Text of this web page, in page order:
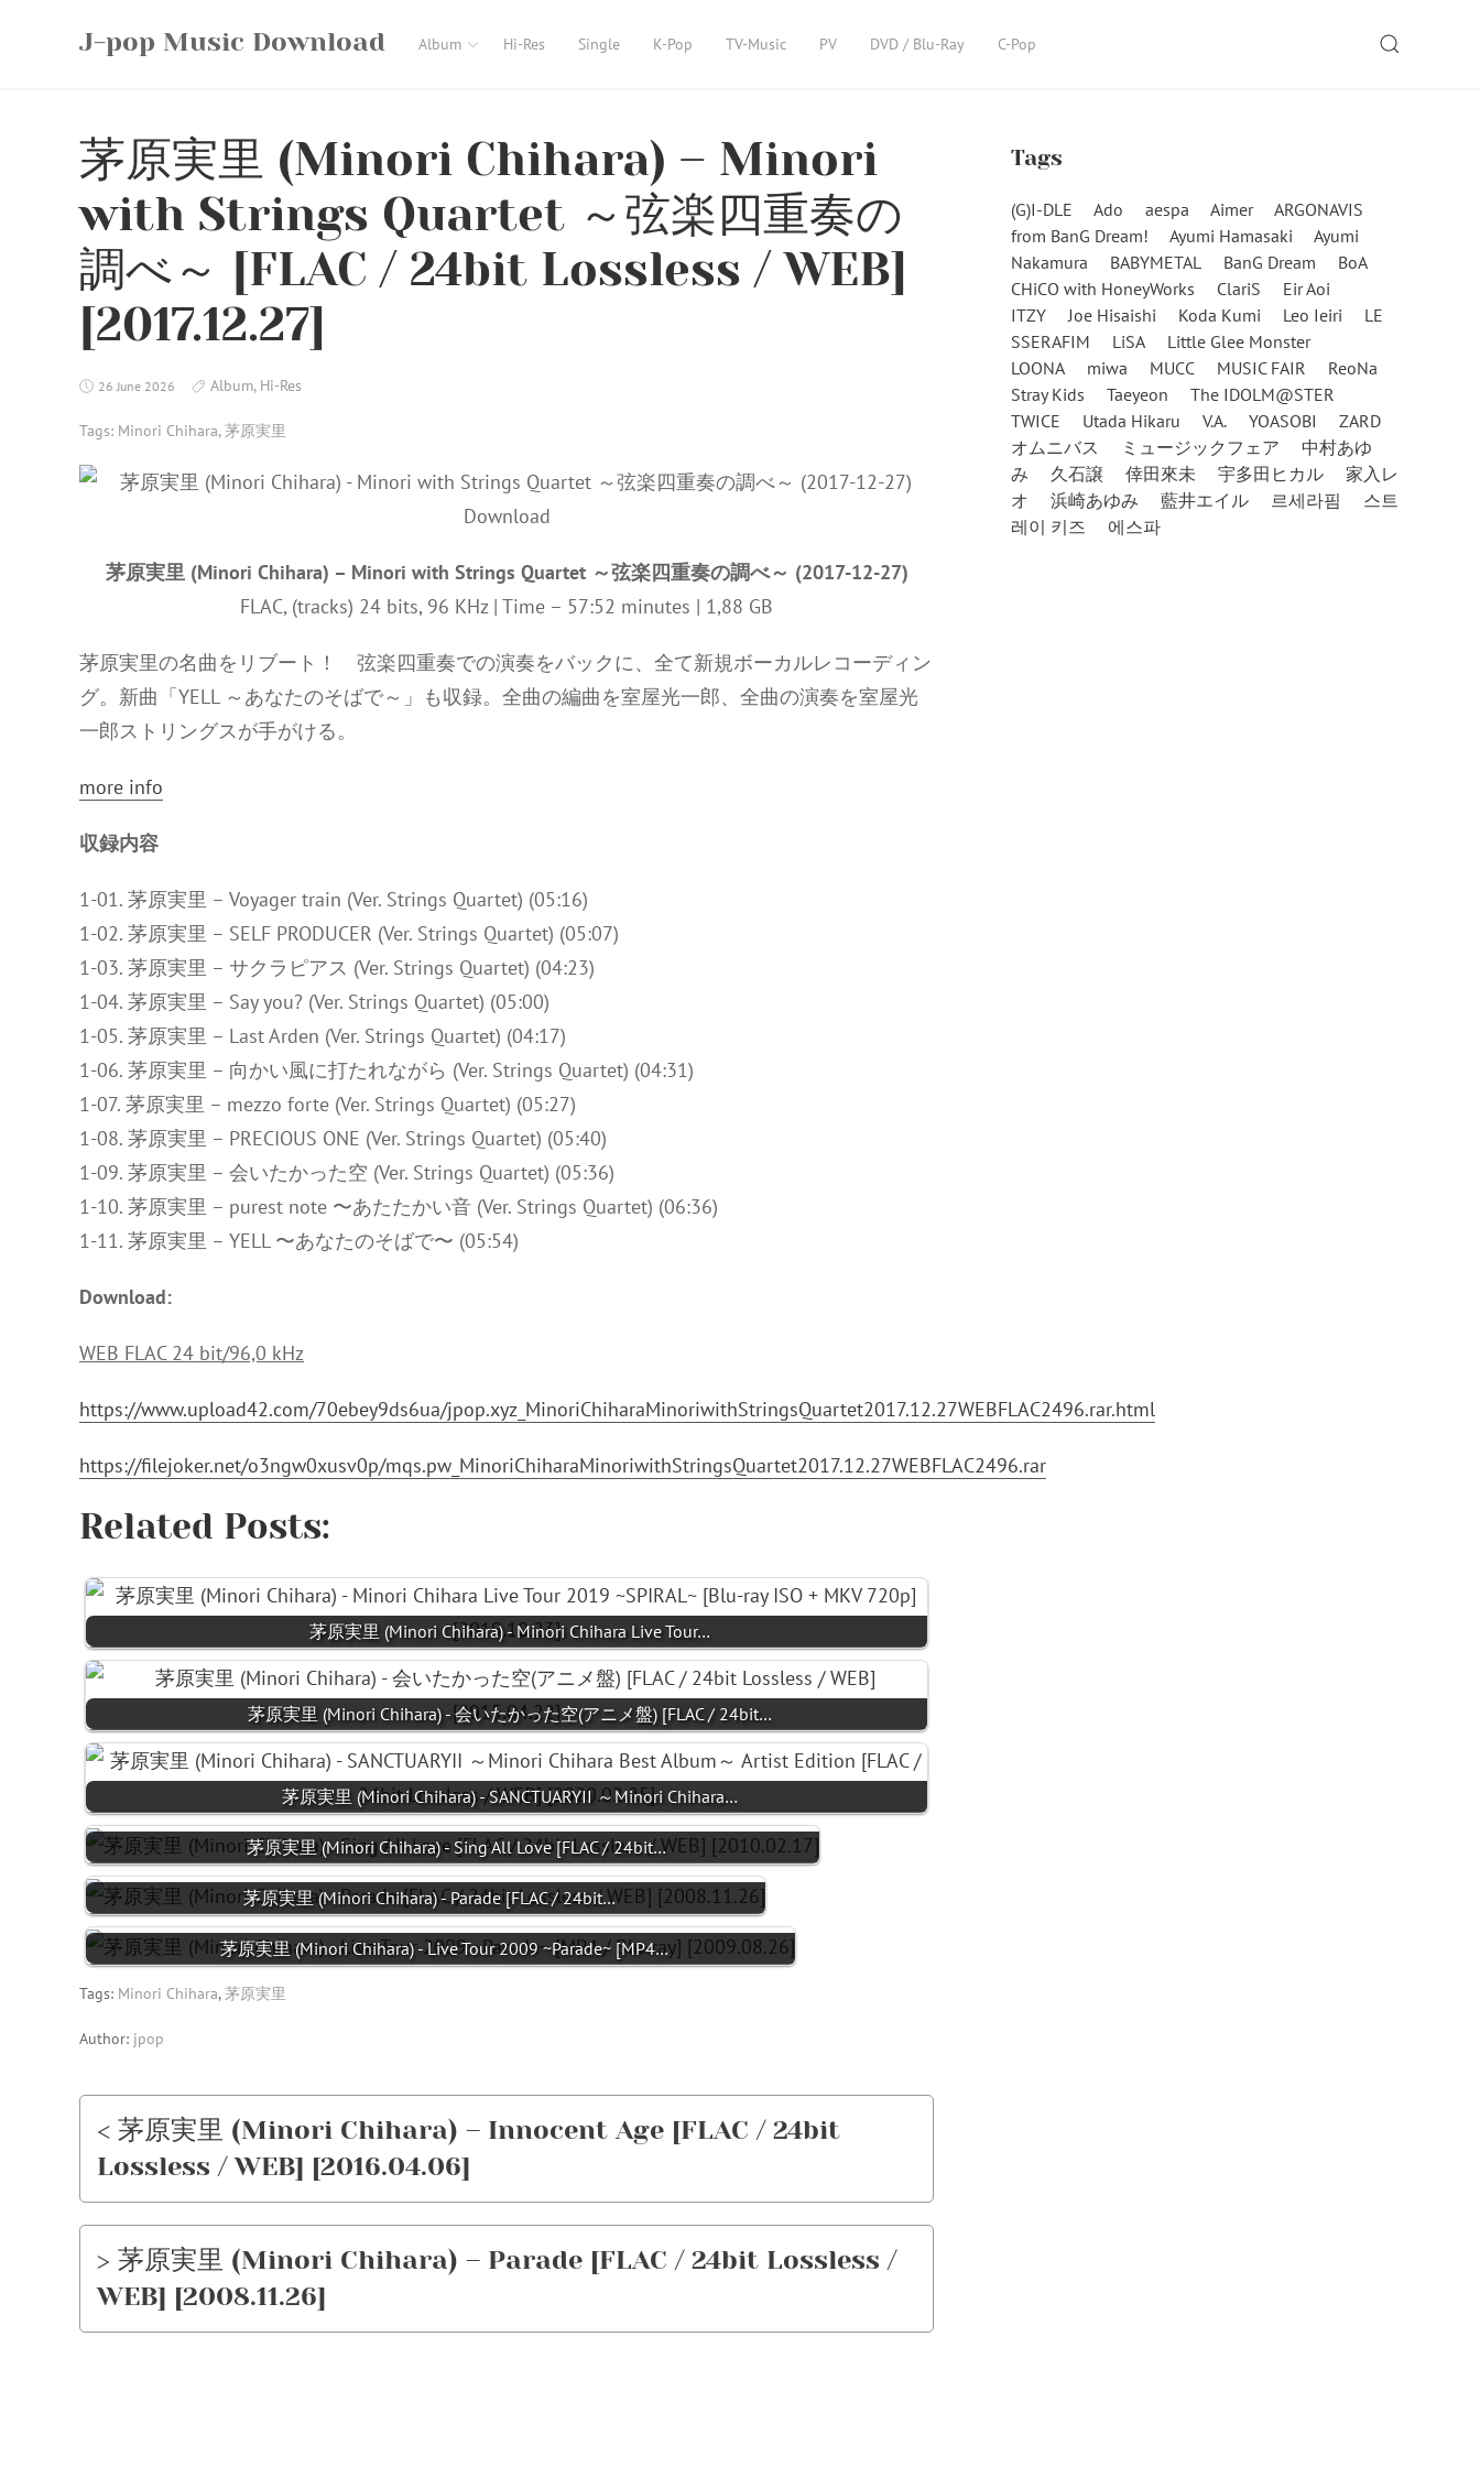
J-pop Music Download Album Hi-Res Single K-Pop TV-Music PV DVD / Blu-Ray C-Pop SEARCH
茅原実里 (Minori Chihara) – Minori
with Strings Quartet ～弦楽四重奏の
調べ～ [FLAC / 24bit Lossless / WEB]
[2017.12.27]
26 June 2026 Album, Hi-Res
Tags: Minori Chihara,茅原実里
茅原実里 (Minori Chihara) – Minori with Strings Quartet ～弦楽四重奏の調べ～ (2017-12-27)
FLAC, (tracks) 24 bits, 96 KHz | Time – 57:52 minutes | 1,88 GB
茅原実里の名曲をリブート！ 弦楽四重奏での演奏をバックに、全て新規ボーカルレコーディン
グ。新曲「YELL ～あなたのそばで～」も収録。全曲の編曲を室屋光一郎、全曲の演奏を室屋光
一郎ストリングスが手がける。
more info
収録内容
1-01. 茅原実里 – Voyager train (Ver. Strings Quartet) (05:16)
1-02. 茅原実里 – SELF PRODUCER (Ver. Strings Quartet) (05:07)
1-03. 茅原実里 – サクラピアス (Ver. Strings Quartet) (04:23)
1-04. 茅原実里 – Say you? (Ver. Strings Quartet) (05:00)
1-05. 茅原実里 – Last Arden (Ver. Strings Quartet) (04:17)
1-06. 茅原実里 – 向かい風に打たれながら (Ver. Strings Quartet) (04:31)
1-07. 茅原実里 – mezzo forte (Ver. Strings Quartet) (05:27)
1-08. 茅原実里 – PRECIOUS ONE (Ver. Strings Quartet) (05:40)
1-09. 茅原実里 – 会いたかった空 (Ver. Strings Quartet) (05:36)
1-10. 茅原実里 – purest note 〜あたたかい音 (Ver. Strings Quartet) (06:36)
1-11. 茅原実里 – YELL 〜あなたのそばで〜 (05:54)
Download:
WEB FLAC 24 bit/96,0 kHz
https://www.upload42.com/70ebey9ds6ua/jpop.xyz_MinoriChiharaMinoriwithStringsQuartet2017.12.27WEBFLAC2496.rar.html
https://filejoker.net/o3ngw0xusv0p/mqs.pw_MinoriChiharaMinoriwithStringsQuartet2017.12.27WEBFLAC2496.rar
Related Posts:
茅原実里 (Minori Chihara) - Minori Chihara Live Tour…
茅原実里 (Minori Chihara) - 会いたかった空(アニメ盤) [FLAC / 24bit…
茅原実里 (Minori Chihara) - SANCTUARYII ～Minori Chihara…
茅原実里 (Minori Chihara) - Sing All Love [FLAC / 24bit…
茅原実里 (Minori Chihara) - Parade [FLAC / 24bit…
茅原実里 (Minori Chihara) - Live Tour 2009 ~Parade~ [MP4…
Tags: Minori Chihara,茅原実里
Author: jpop
< 茅原実里 (Minori Chihara) – Innocent Age [FLAC / 24bit
Lossless / WEB] [2016.04.06]
> 茅原実里 (Minori Chihara) – Parade [FLAC / 24bit Lossless /
WEB] [2008.11.26]
Tags
(G)I-DLE Ado aespa Aimer
ARGONAVIS
from BanG Dream!
Ayumi Hamasaki
Ayumi
Nakamura
BABYMETAL BanG Dream
BoA
CHiCO with HoneyWorks
ClariS
Eir Aoi
ITZY
Joe Hisaishi Koda Kumi Leo Ieiri
LE
SSERAFIM
LiSA
Little Glee Monster
LOONA
miwa MUCC MUSIC FAIR
ReoNa
Stray Kids
Taeyeon
The IDOLM@STER
TWICE
Utada Hikaru V.A. YOASOBI
ZARD
オムニバス
ミュージックフェア
中村あゆ
み
久石譲 倖田來未 宇多田ヒカル
家入レ
オ
浜崎あゆみ 藍井エイル 르세라핌
스트
레이 키즈
에스파